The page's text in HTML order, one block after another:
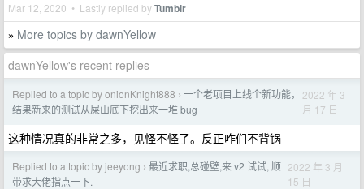
Mar 12, 2020 • Lastly replied byTumblr
» More topics by dawnYellow
dawnYellow's recent replies
Replied to a topic by onionKnight888 › 一个老项目上线个新功能，
结果新来的测试从屎山底下挖出来一堆 bug
2022 年 3
月 17 日
这种情况真的非常之多，见怪不怪了。反正咋们不背锅
Replied to a topic by jeeyong › 最近求职,总碰壁,来 v2 试试, 顺
带求大佬指点一下.
2022 年 3 月
15 日